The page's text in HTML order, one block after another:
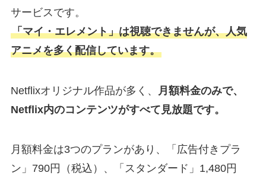
サービスです。
「マイ・エレメント」は視聴できませんが、人気
アニメを多く配信しています。
Netflixオリジナル作品が多く、
月額料金のみで、
Netflix内のコンテンツがすべて見放題です。
月額料金は3つのプランがあり、「広告付きプラ
ン」790円（税込）、「スタンダード」1,480円